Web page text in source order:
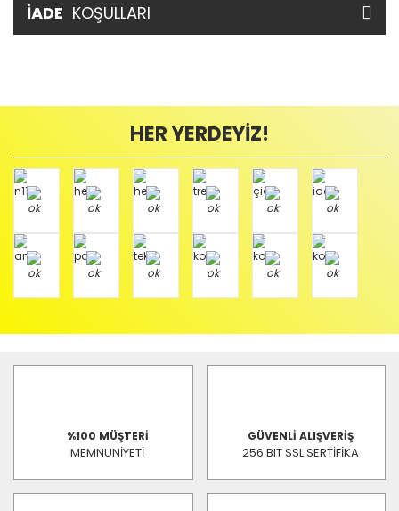
İADE KOŞULLARI
HER YERDEYİZ!
%100 MÜŞTERİ
MEMNUNİYETİ
GÜVENLİ ALIŞVERİŞ
256 BIT SSL SERTİFİKA